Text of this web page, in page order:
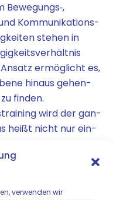
verwenden wir
Bewegungs‑,
Kom­mu­ni­ka­ti­ons­
ste­hen in
ermög­licht es,
hin­aus gehen­
finden.
wird der gan­
heißt nicht nur ein­
Reak­ti­vie­